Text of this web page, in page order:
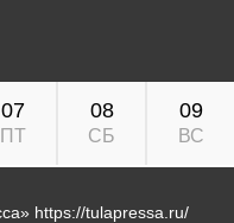
07
ПТ
08
СБ
09
ВС
https://tulapressa.ru/